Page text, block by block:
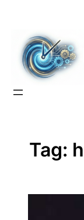
treści
Tag: